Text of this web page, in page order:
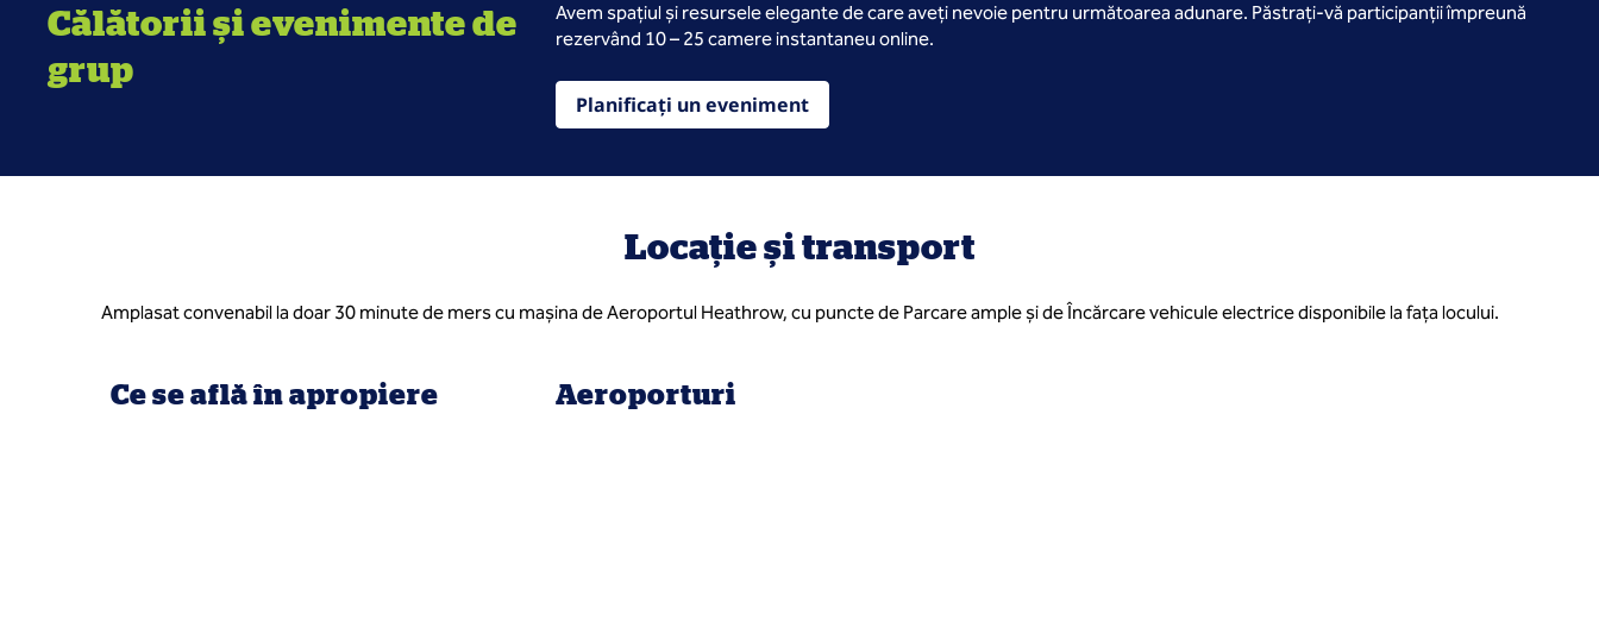
Călătorii și evenimente de
grup
Avem spațiul și resursele elegante de care aveți nevoie pentru următoarea adunare. Păstrați-vă participanții împreună
rezervând 10 – 25 camere instantaneu online.
Planificați un eveniment
Locație și transport
Amplasat convenabil la doar 30 minute de mers cu mașina de Aeroportul Heathrow, cu puncte de Parcare ample și de Încărcare vehicule electrice disponibile la fața locului.
Ce se află în apropiere Aeroporturi